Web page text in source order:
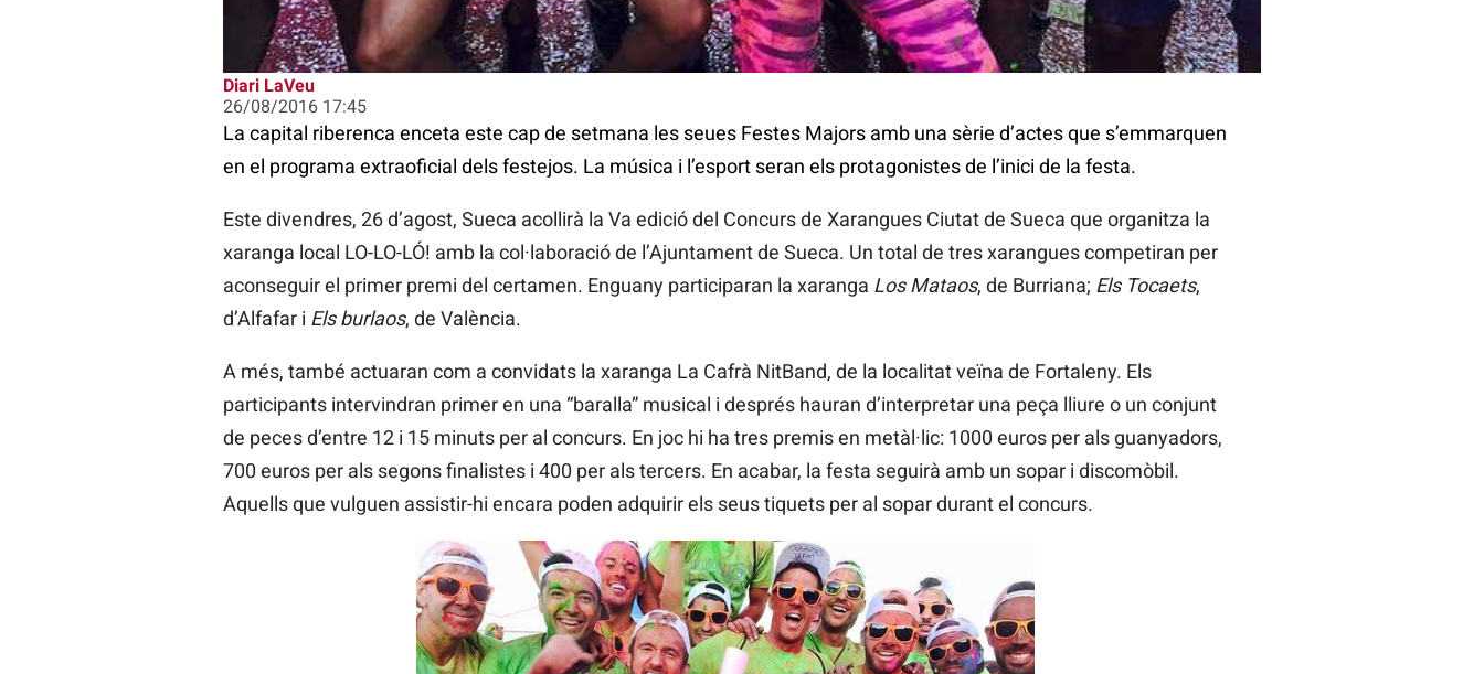
Diari LaVeu
26/08/2016 17:45
La capital riberenca enceta este cap de setmana les seues Festes Majors amb una sèrie d’actes que s’emmarquen
en el programa extraoficial dels festejos. La música i l’esport seran els protagonistes de l’inici de la festa.
Este divendres, 26 d’agost, Sueca acollirà la Va edició del Concurs de Xarangues Ciutat de Sueca que organitza la
xaranga local LO-LO-LÓ! amb la col·laboració de l’Ajuntament de Sueca. Un total de tres xarangues competiran per
aconseguir el primer premi del certamen. Enguany participaran la xaranga Los Mataos, de Burriana; Els Tocaets,
d’Alfafar i Els burlaos, de València.
A més, també actuaran com a convidats la xaranga La Cafrà NitBand, de la localitat veïna de Fortaleny. Els
participants intervindran primer en una “baralla” musical i després hauran d’interpretar una peça lliure o un conjunt
de peces d’entre 12 i 15 minuts per al concurs. En joc hi ha tres premis en metàl·lic: 1000 euros per als guanyadors,
700 euros per als segons finalistes i 400 per als tercers. En acabar, la festa seguirà amb un sopar i discomòbil.
Aquells que vulguen assistir-hi encara poden adquirir els seus tiquets per al sopar durant el concurs.